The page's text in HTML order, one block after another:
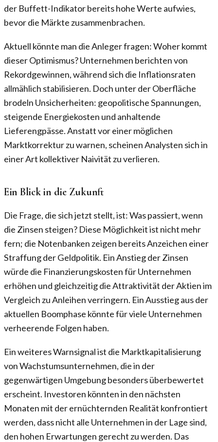
der Buffett-Indikator bereits hohe Werte aufwies,
bevor die Märkte zusammenbrachen.
Aktuell könnte man die Anleger fragen: Woher kommt
dieser Optimismus? Unternehmen berichten von
Rekordgewinnen, während sich die Inflationsraten
allmählich stabilisieren. Doch unter der Oberfläche
brodeln Unsicherheiten: geopolitische Spannungen,
steigende Energiekosten und anhaltende
Lieferengpässe. Anstatt vor einer möglichen
Marktkorrektur zu warnen, scheinen Analysten sich in
einer Art kollektiver Naivität zu verlieren.
Ein Blick in die Zukunft
Die Frage, die sich jetzt stellt, ist: Was passiert, wenn
die Zinsen steigen? Diese Möglichkeit ist nicht mehr
fern; die Notenbanken zeigen bereits Anzeichen einer
Straffung der Geldpolitik. Ein Anstieg der Zinsen
würde die Finanzierungskosten für Unternehmen
erhöhen und gleichzeitig die Attraktivität der Aktien im
Vergleich zu Anleihen verringern. Ein Ausstieg aus der
aktuellen Boomphase könnte für viele Unternehmen
verheerende Folgen haben.
Ein weiteres Warnsignal ist die Marktkapitalisierung
von Wachstumsunternehmen, die in der
gegenwärtigen Umgebung besonders überbewertet
erscheint. Investoren könnten in den nächsten
Monaten mit der ernüchternden Realität konfrontiert
werden, dass nicht alle Unternehmen in der Lage sind,
den hohen Erwartungen gerecht zu werden. Das